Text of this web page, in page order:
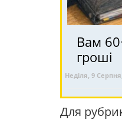
Вам
гроші
Неділя, 9
Для